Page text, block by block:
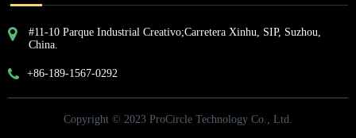
#11-10 Parque Industrial Creativo;Carretera Xinhu, SIP, Suzhou,
China.
+86-189-1567-0292
Copyright © 2023 ProCircle Technology Co., Ltd.